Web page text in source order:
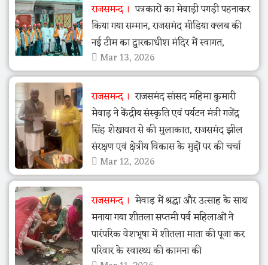
राजसमन्द
पत्रकारों का मेवाड़ी पगड़ी पहनाकर
किया गया सम्मान, राजसमंद मीडिया क्लब की
नई टीम का द्वारकाधीश मंदिर में स्वागत,
Mar 13, 2026
राजसमन्द
राजसमंद सांसद महिमा कुमारी
मेवाड़ ने केंद्रीय संस्कृति एवं पर्यटन मंत्री गजेंद्र
सिंह शेखावत से की मुलाकात, राजसमंद झील
संरक्षण एवं क्षेत्रीय विकास के मुद्दों पर की चर्चा
Mar 12, 2026
राजसमन्द
मेवाड़ में श्रद्धा और उत्साह के साथ
मनाया गया शीतला सप्तमी पर्व महिलाओं ने
पारंपरिक वेशभूषा में शीतला माता की पूजा कर
परिवार के स्वास्थ्य की कामना की